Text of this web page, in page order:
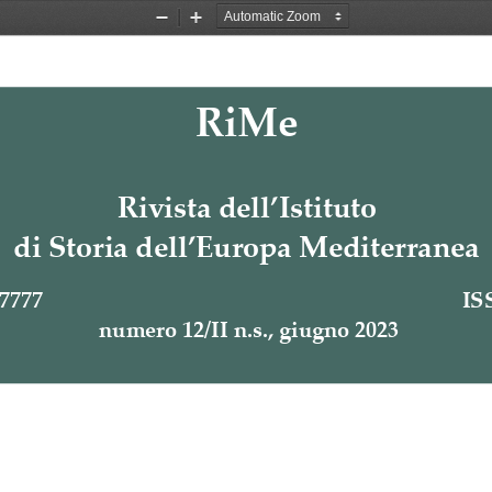
Zoom
Zoom
RiMe
Rivista dell’Istituto
di Storia dell’Europa Mediterranea
77
numero 12/II n.s., giugno 2023